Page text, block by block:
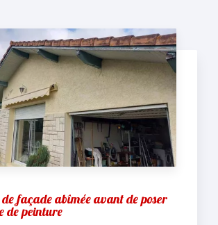
façade abîmée avant de poser
de peinture